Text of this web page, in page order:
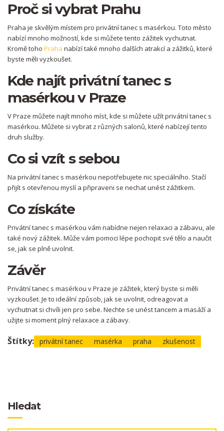
Proč si vybrat Prahu
Praha je skvělým místem pro privátní tanec s masérkou. Toto město
nabízí mnoho možností, kde si můžete tento zážitek vychutnat.
Kromě toho Praha nabízí také mnoho dalších atrakcí a zážitků, které
byste měli vyzkoušet.
Kde najít privátní tanec s
masérkou v Praze
V Praze můžete najít mnoho míst, kde si můžete užít privátní tanec s
masérkou. Můžete si vybrat z různých salonů, které nabízejí tento
druh služby.
Co si vzít s sebou
Na privátní tanec s masérkou nepotřebujete nic speciálního. Stačí
přijít s otevřenou myslí a připraveni se nechat unést zážitkem.
Co získáte
Privátní tanec s masérkou vám nabídne nejen relaxaci a zábavu, ale
také nový zážitek. Může vám pomoci lépe pochopit své tělo a naučit
se, jak se plně uvolnit.
Závěr
Privátní tanec s masérkou v Praze je zážitek, který byste si měli
vyzkoušet. Je to ideální způsob, jak se uvolnit, odreagovat a
vychutnat si chvíli jen pro sebe. Nechte se unést tancem a masáží a
užijte si moment plný relaxace a zábavy.
Štítky: privátní tanec masérka praha zkušenost
Hledat